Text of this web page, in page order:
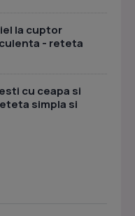
la cuptor
- reteta
cu ceapa si
simpla si